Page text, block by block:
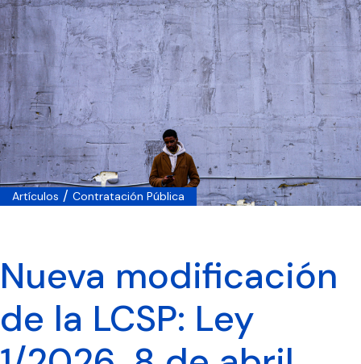
Artículos / Contratación Pública
Nueva modificación
de la LCSP: Ley